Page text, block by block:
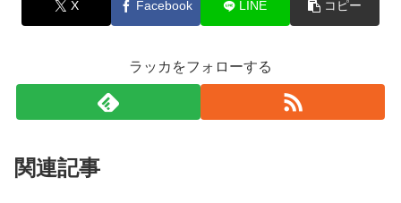
X Facebook LINE コピー
ラッカをフォローする
関連記事